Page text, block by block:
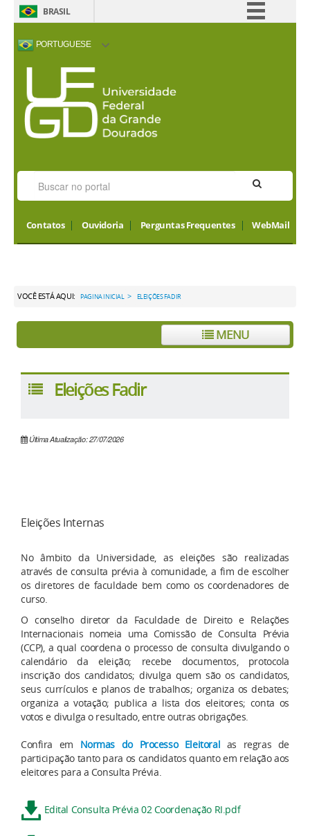
BRASIL
PORTUGUESE
ACESSIBILIDADE ALTO CONTRASTE
VISITORS
Contatos Ouvidoria Perguntas Frequentes WebMail
VOCÊ ESTÁ AQUI: PAGINA INICIAL > ELEIÇÕES FADIR
MENU
Eleições Fadir
Última Atualização: 27/07/2026
Eleições Internas
No âmbito da Universidade, as eleições são realizadas
através de consulta prévia à comunidade, a fim de escolher
os diretores de faculdade bem como os coordenadores de
curso.
O conselho diretor da Faculdade de Direito e Relações
Internacionais nomeia uma Comissão de Consulta Prévia
(CCP), a qual coordena o processo de consulta divulgando o
calendário da eleição; recebe documentos, protocola
inscrição dos candidatos; divulga quem são os candidatos,
seus currículos e planos de trabalhos; organiza os debates;
organiza a votação; publica a lista dos eleitores; conta os
votos e divulga o resultado, entre outras obrigações.
Confira em Normas do Processo Eleitoral as regras de
participação tanto para os candidatos quanto em relação aos
eleitores para a Consulta Prévia.
Edital Consulta Prévia 02 Coordenação RI.pdf